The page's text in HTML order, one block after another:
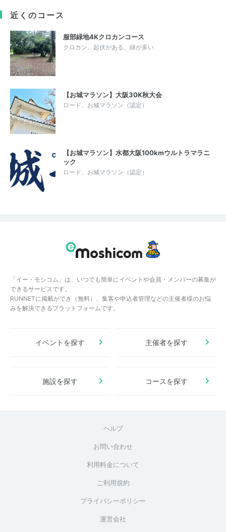
近くのコース
服部緑地4Kクロカンコース
クロカン、起伏がある、緑が多い
【お城マラソン】大阪30K秋大会
ロード、お城マラソン（認定）
【お城マラソン】水都大阪100kmウルトラマラニ
ック
ロード、お城マラソン（認定）
「イー・モシコム」は、いつでも簡単にイベントや会員・メンバーの募集が
できるサービスです。
RUNNETに掲載ができ（無料）、集客や申込者管理などの主催者様のお悩
みを解決できるプラットフォームです。
イベントを探す 主催者を探す
施設を探す コースを探す
ヘルプ
お問い合わせ
利用料金について
ご利用規約
プライバシーポリシー
運営会社